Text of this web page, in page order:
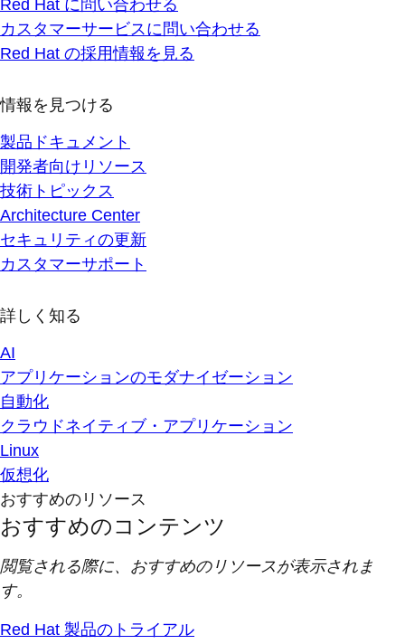
Red Hat に問い合わせる
カスタマーサービスに問い合わせる
Red Hat の採用情報を見る
情報を見つける
製品ドキュメント
開発者向けリソース
技術トピックス
Architecture Center
セキュリティの更新
カスタマーサポート
詳しく知る
AI
アプリケーションのモダナイゼーション
自動化
クラウドネイティブ・アプリケーション
Linux
仮想化
おすすめのリソース
おすすめのコンテンツ
閲覧される際に、おすすめのリソースが表示されま
す。
Red Hat 製品のトライアル